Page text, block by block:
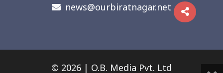
news@ourbiratnagar.net
© 2026 | O.B. Media Pvt. Ltd